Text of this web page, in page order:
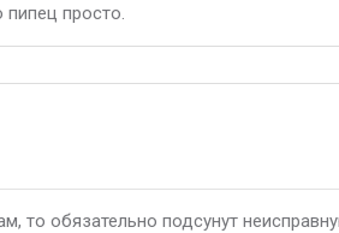
просто.
то обязательно подсунут